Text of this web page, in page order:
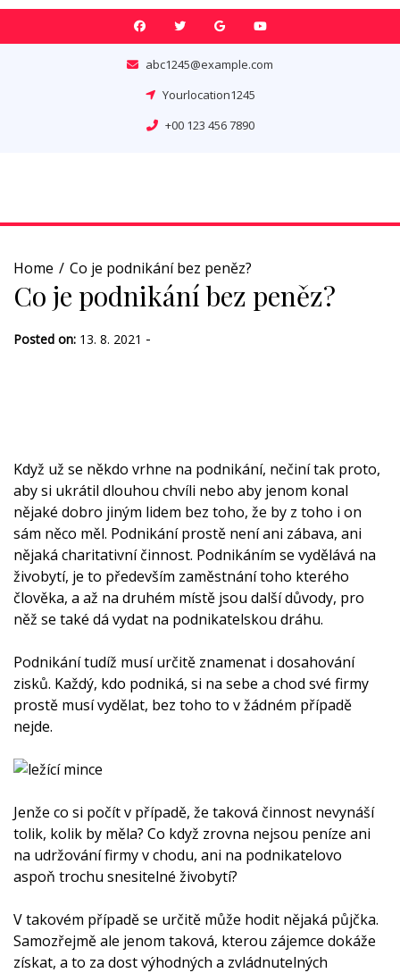
Skip
abc1245@example.com
Yourlocation1245
+00 123 456 7890
Home Co je podnikání bez peněz?
Co je podnikání bez peněz?
Posted on: 13. 8. 2021 -
Když už se někdo vrhne na podnikání, nečiní tak proto,
aby si ukrátil dlouhou chvíli nebo aby jenom konal
nějaké dobro jiným lidem bez toho, že by z toho i on
sám něco měl. Podnikání prostě není ani zábava, ani
nějaká charitativní činnost. Podnikáním se vydělává na
živobytí, je to především zaměstnání toho kterého
člověka, a až na druhém místě jsou další důvody, pro
něž se také dá vydat na podnikatelskou dráhu.
Podnikání tudíž musí určitě znamenat i dosahování
zisků. Každý, kdo podniká, si na sebe a chod své firmy
prostě musí vydělat, bez toho to v žádném případě
nejde.
Jenže co si počít v případě, že taková činnost nevynáší
tolik, kolik by měla? Co když zrovna nejsou peníze ani
na udržování firmy v chodu, ani na podnikatelovo
aspoň trochu snesitelné živobytí?
V takovém případě se určitě může hodit nějaká půjčka.
Samozřejmě ale jenom taková, kterou zájemce dokáže
získat, a to za dost výhodných a zvládnutelných